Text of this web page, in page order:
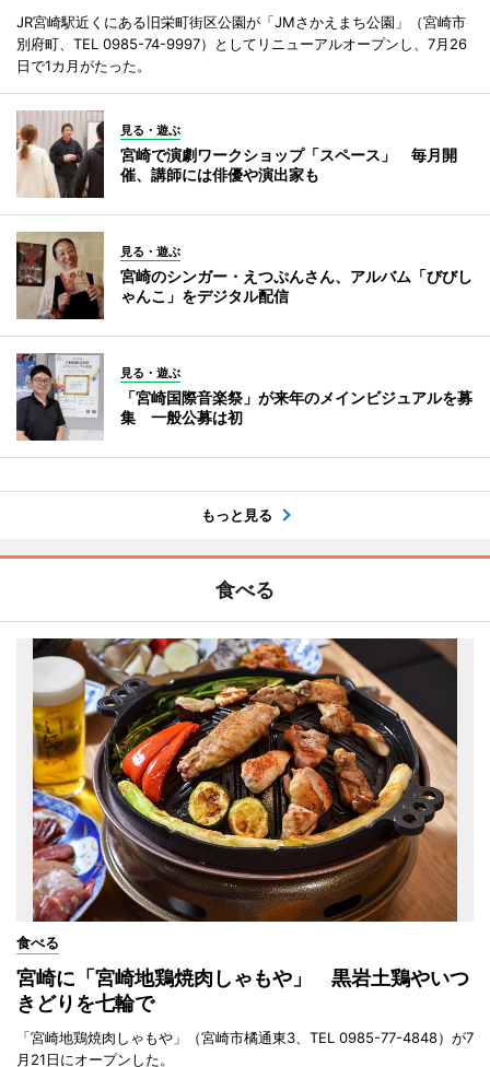
JR宮崎駅近くにある旧栄町街区公園が「JMさかえまち公園」（宮崎市
別府町、TEL 0985-74-9997）としてリニューアルオープンし、7月26
日で1カ月がたった。
見る・遊ぶ
宮崎で演劇ワークショップ「スペース」 毎月開
催、講師には俳優や演出家も
見る・遊ぶ
宮崎のシンガー・えつぷんさん、アルバム「びびし
ゃんこ」をデジタル配信
見る・遊ぶ
「宮崎国際音楽祭」が来年のメインビジュアルを募
集 一般公募は初
もっと見る
食べる
食べる
宮崎に「宮崎地鶏焼肉しゃもや」 黒岩土鶏やいつ
きどりを七輪で
「宮崎地鶏焼肉しゃもや」（宮崎市橘通東3、TEL 0985-77-4848）が7
月21日にオープンした。